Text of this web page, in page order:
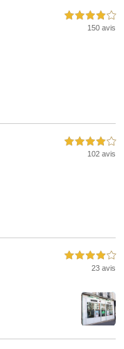
4,0 étoiles sur 5
150 avis
4,0 étoiles sur 5
102 avis
4,0 étoiles sur 5
23 avis